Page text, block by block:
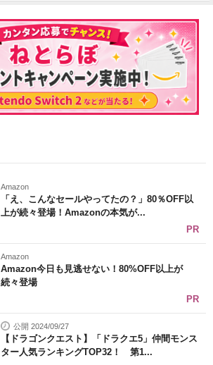
Amazon
「え、こんなセールやってたの？」80％OFF以
上が続々登場！Amazonの本気が...
PR
Amazon
Amazon今日も見逃せない！80%OFF以上が
続々登場
PR
公開 2024/09/27
【ドラゴンクエスト】「ドラクエ5」仲間モンス
ター人気ランキングTOP32！ 第1...